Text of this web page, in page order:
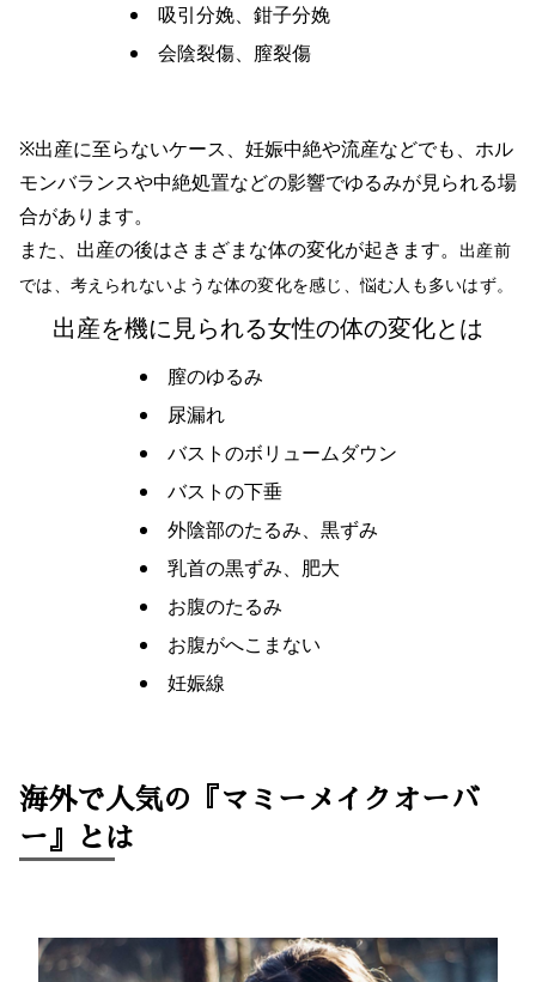
吸引分娩、鉗子分娩
会陰裂傷、膣裂傷
※出産に至らないケース、妊娠中絶や流産などでも、ホル
モンバランスや中絶処置などの影響でゆるみが見られる場
合があります。
また、出産の後はさまざまな体の変化が起きます。 出産前
では、考えられないような体の変化を感じ、悩む人も多いはず。
出産を機に見られる女性の体の変化とは
膣のゆるみ
尿漏れ
バストのボリュームダウン
バストの下垂
外陰部のたるみ、黒ずみ
乳首の黒ずみ、肥大
お腹のたるみ
お腹がへこまない
妊娠線
海外で人気の『マミーメイクオーバ
ー』とは